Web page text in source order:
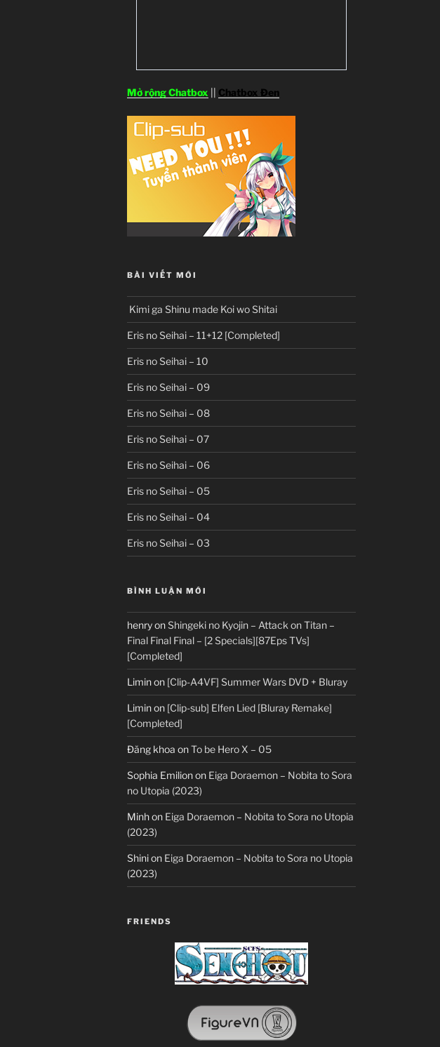
Mở rộng Chatbox Chatbox Đen
BÀI VIẾT MỚI
Kimi ga Shinu made Koi wo Shitai
Eris no Seihai – 11+12 [Completed]
Eris no Seihai – 10
Eris no Seihai – 09
Eris no Seihai – 08
Eris no Seihai – 07
Eris no Seihai – 06
Eris no Seihai – 05
Eris no Seihai – 04
Eris no Seihai – 03
BÌNH LUẬN MỚI
henryonShingeki no Kyojin – Attack on Titan –
Final Final Final – [2 Specials][87Eps TVs]
[Completed]
Liminon [Clip-A4VF] Summer Wars DVD + Bluray
Liminon [Clip-sub] Elfen Lied [Bluray Remake]
[Completed]
Đăng khoa onTo be Hero X – 05
Sophia Emilionon Eiga Doraemon – Nobita to Sora
no Utopia (2023)
Minhon Eiga Doraemon – Nobita to Sora no Utopia
(2023)
Shinion Eiga Doraemon – Nobita to Sora no Utopia
(2023)
FRIENDS